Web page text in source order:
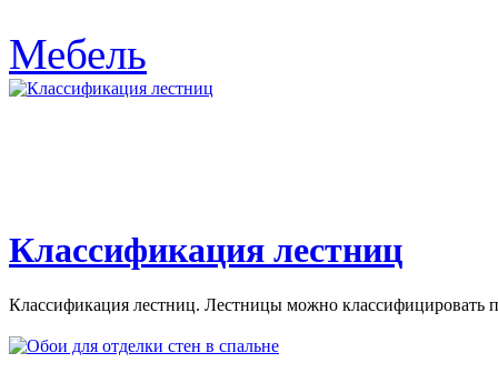
Мебель
Классификация лестниц
Классификация лестниц. Лестницы можно классифицировать